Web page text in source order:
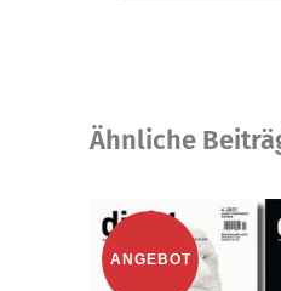
Ähnliche
ANGEBOT